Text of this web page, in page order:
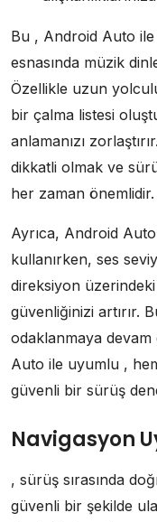
Bu , Android Auto ile
esnasında müzik
Özellikle uzun
bir çalma listesi
anlamanızı
dikkatli olmak ve
her zaman önemlidir.
Ayrıca, Android
kullanırken, ses
direksiyon
güvenliğinizi artırır.
odaklanmaya devam
Auto ile uyumlu ,
güvenli bir sürüş
Navigasyon
, sürüş sırasında
güvenli bir şekilde